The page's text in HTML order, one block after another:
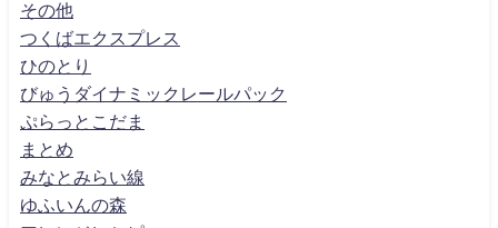
その他
つくばエクスプレス
ひのとり
びゅうダイナミックレールパック
ぷらっとこだま
まとめ
みなとみらい線
ゆふいんの森